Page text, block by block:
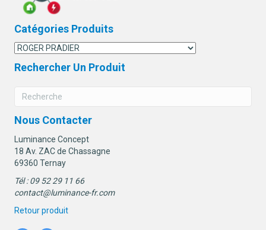
Catégories Produits
Rechercher Un Produit
Nous Contacter
Luminance Concept
18 Av. ZAC de Chassagne
69360 Ternay
Tél : 09 52 29 11 66
contact@luminance-fr.com
Retour produit